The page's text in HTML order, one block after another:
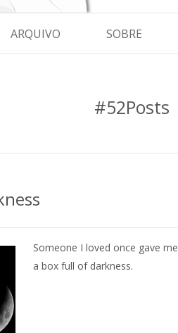
ARQUIVO SOBRE
#52Posts
Someone I loved once gave me
a box full of darkness.